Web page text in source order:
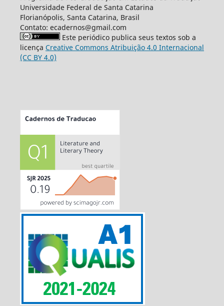
Universidade Federal de Santa Catarina
Florianópolis, Santa Catarina, Brasil
Contato: ecadernos@gmail.com
Este periódico publica seus textos sob a
licença Creative Commons Atribuição 4.0 Internacional
(CC BY 4.0)